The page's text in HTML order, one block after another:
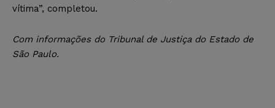
vítima”, completou.
Com informações do Tribunal de Justiça do Estado de
São Paulo.